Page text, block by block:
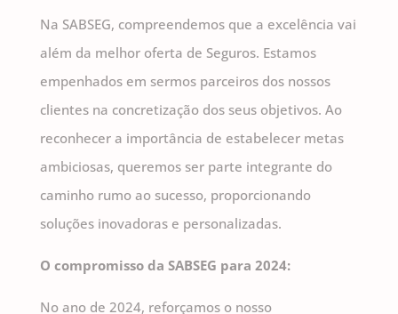
Na SABSEG, compreendemos que a excelência vai
além da melhor oferta de Seguros. Estamos
empenhados em sermos parceiros dos nossos
clientes na concretização dos seus objetivos. Ao
reconhecer a importância de estabelecer metas
ambiciosas, queremos ser parte integrante do
caminho rumo ao sucesso, proporcionando
soluções inovadoras e personalizadas.
O compromisso da SABSEG para 2024:
No ano de 2024, reforçamos o nosso